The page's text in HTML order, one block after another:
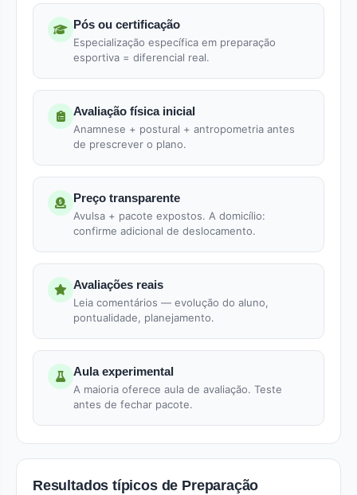
Pós ou certificação
Especialização específica em preparação
esportiva = diferencial real.
Avaliação física inicial
Anamnese + postural + antropometria antes
de prescrever o plano.
Preço transparente
Avulsa + pacote expostos. A domicílio:
confirme adicional de deslocamento.
Avaliações reais
Leia comentários — evolução do aluno,
pontualidade, planejamento.
Aula experimental
A maioria oferece aula de avaliação. Teste
antes de fechar pacote.
Resultados típicos de Preparação